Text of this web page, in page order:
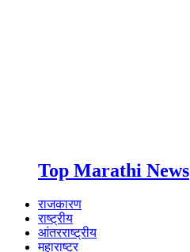
Top Marathi News
राजकारण
राष्ट्रीय
आंतरराष्ट्रीय
महाराष्ट्र